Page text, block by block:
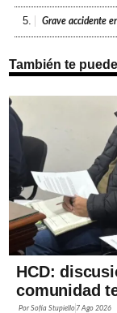
5. Grave accidente
También te
HCD:
comunidad
PorSofía Stupiello 7 Ago 2026